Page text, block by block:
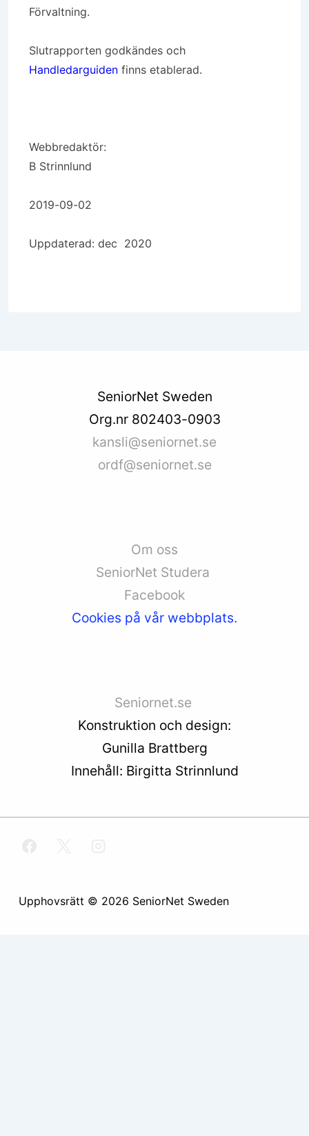
Förvaltning.
Slutrapporten godkändes och
Handledarguiden finns etablerad.
Webbredaktör:
B Strinnlund
2019-09-02
Uppdaterad: dec 2020
SeniorNet Sweden
Org.nr 802403-0903
kansli@seniornet.se
ordf@seniornet.se
Om oss
SeniorNet Studera
Facebook
Cookies på vår webbplats.
Seniornet.se
Konstruktion och design:
Gunilla Brattberg
Innehåll: Birgitta Strinnlund
Upphovsrätt © 2026 SeniorNet Sweden